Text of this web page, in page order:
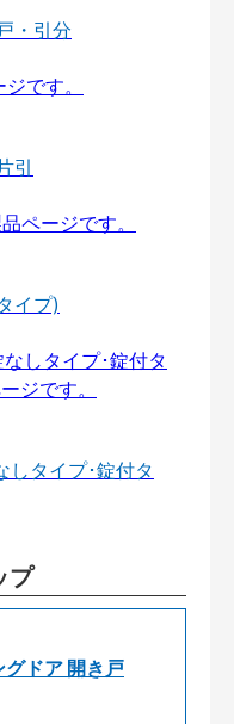
・引分
引
イプ)
しタイプ･錠付タ
プ
ドア 開き戸